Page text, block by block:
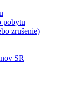
pobytu
zrušenie)
SR